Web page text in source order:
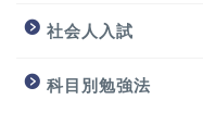
社会人入試
科目別勉強法